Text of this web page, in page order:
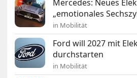
Mercedes: Neues
„emotionales
in Mobilität
Ford will 2027 mit
durchstarten
in Mobilität